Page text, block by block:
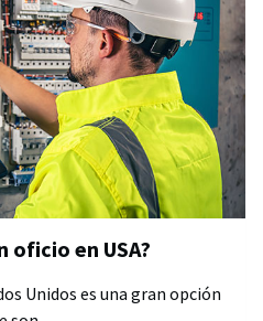
oficio en USA?
Unidos es una gran opción